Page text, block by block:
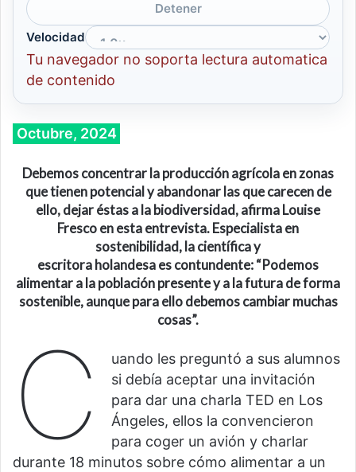
Detener
Velocidad
Tu navegador no soporta lectura automatica
de contenido
Octubre, 2024
Debemos concentrarla producción agrícolaenzonas
que tienen potencial y abandonar las que carecen de
ello,dejaréstasa la biodiversidad, afirma Louise
Frescoen esta entrevista.Especialista en
sostenibilidad,lacientífica y
escritoraholandesaescontundente:“Podemos
alimentar a la población presente y a la futura de forma
sostenible, aunque para ello debemos cambiar muchas
cosas”.
C
uando les preguntó a sus alumnos
si debía aceptar una invitación
para dar una charla TED en Los
Ángeles, ellos la convencieron
para coger un avión y charlar
durante 18 minutos sobre cómo alimentar a un